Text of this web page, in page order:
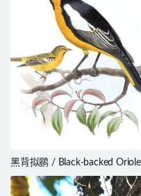
黑背拟鹂 / Black-backed
Icterus abeillei